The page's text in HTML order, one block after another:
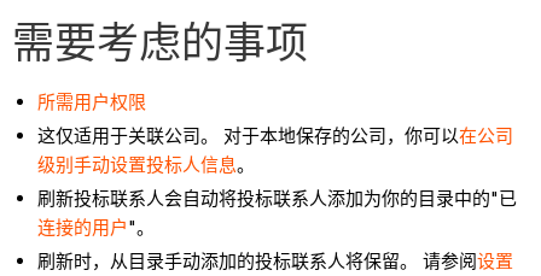
需要考虑的事项
所需用户权限
这仅适用于关联公司。 对于本地保存的公司，你可以在公司
级别手动设置投标人信息。
刷新投标联系人会自动将投标联系人添加为你的目录中的"已
连接的用户"。
刷新时，从目录手动添加的投标联系人将保留。 请参阅设置